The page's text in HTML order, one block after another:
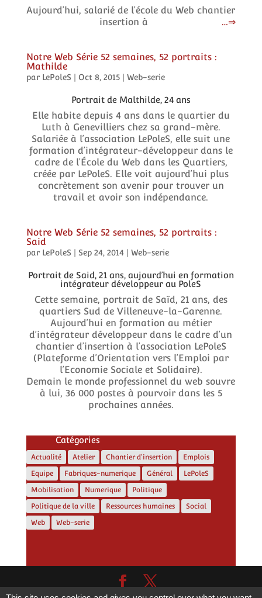
Aujourd’hui, salarié de l’école du Web chantier
insertion à
…
Notre Web Série 52 semaines, 52 portraits :
Mathilde
par LePoleS Oct 8, 2015| Web-serie
Portrait de Malthilde, 24 ans
Elle habite depuis 4 ans dans le quartier du
Luth à Genevilliers chez sa grand-mère.
Salariée à l’association LePoleS, elle suit une
formation d’intégrateur-développeur dans le
cadre de l’École du Web dans les Quartiers,
créée par LePoleS. Elle voit aujourd’hui plus
concrètement son avenir pour trouver un
travail et avoir son indépendance.
Notre Web Série 52 semaines, 52 portraits :
Said
par LePoleS Sep 24, 2014| Web-serie
Portrait de Said, 21 ans, aujourd’hui en formation
intégrateur développeur au PoleS
Cette semaine, portrait de Saïd, 21 ans, des
quartiers Sud de Villeneuve-la-Garenne.
Aujourd’hui en formation au métier
d’intégrateur développeur dans le cadre d’un
chantier d’insertion à l’association LePoleS
(Plateforme d’Orientation vers l’Emploi par
l’Economie Sociale et Solidaire).
Demain le monde professionnel du web souvre
à lui, 36 000 postes à pourvoir dans les 5
prochaines années.
Catégories
Actualité Atelier Chantier d'insertion
Emplois
Equipe
Fabriques-numerique Général
LePoleS
Mobilisation
Numerique
Politique
Politique de la ville
Ressources humaines
Social
Web
Web-serie